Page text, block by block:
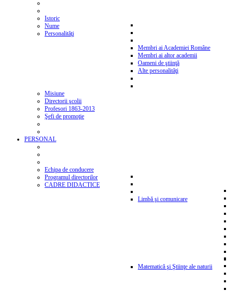
Istoric
Nume
Personalităţi
Membri ai Academiei Române
Membri ai altor academii
Oameni de ştiinţă
Alte personalităţi
Misiune
Directorii şcolii
Profesori 1863-2013
Şefi de promoţie
PERSONAL
Echipa de conducere
Programul directorilor
CADRE DIDACTICE
Limbă şi comunicare
Matematică şi Ştiinţe ale naturii